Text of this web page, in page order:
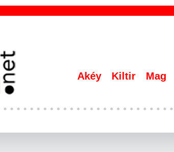
Akéy Kiltir Mag